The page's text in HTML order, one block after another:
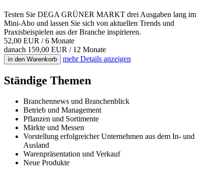
Testen Sie DEGA GRÜNER MARKT drei Ausgaben lang im
Mini-Abo und lassen Sie sich von aktuellen Trends und
Praxisbeispielen aus der Branche inspirieren.
52,00 EUR / 6 Monate
danach 159,00 EUR / 12 Monate
in den Warenkorb mehrDetails anzeigen
Ständige Themen
Branchennews und Branchenblick
Betrieb und Management
Pflanzen und Sortimente
Märkte und Messen
Vorstellung erfolgreicher Unternehmen aus dem In- und
Ausland
Warenpräsentation und Verkauf
Neue Produkte